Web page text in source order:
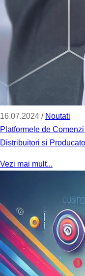
16.07.2024 / Noutati
Platformele de
Distribuitori si
Vezi mai mult...